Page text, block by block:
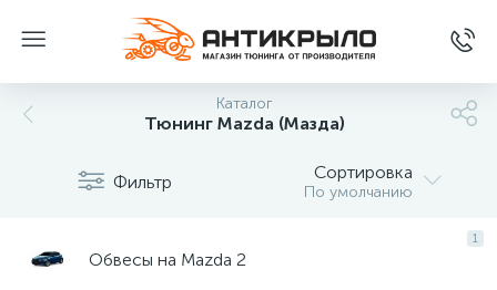
Каталог
Тюнинг Mazda (Мазда)
Фильтр Сортировка
По умолчанию
1
Обвесы на Mazda 2